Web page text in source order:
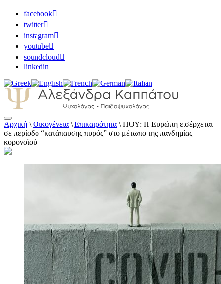
facebook
twitter
instagram
youtube
soundcloud
linkedin
Αλεξάνδρα Καππάτου Ψυχολόγος –
Παιδοψυχολόγος
Αρχική \ Οικογένεια \ Επικαιρότητα \ ΠΟΥ: Η Ευρώπη εισέρχεται
σε περίοδο “κατάπαυσης πυρός” στο μέτωπο της πανδημίας
κορονοϊού